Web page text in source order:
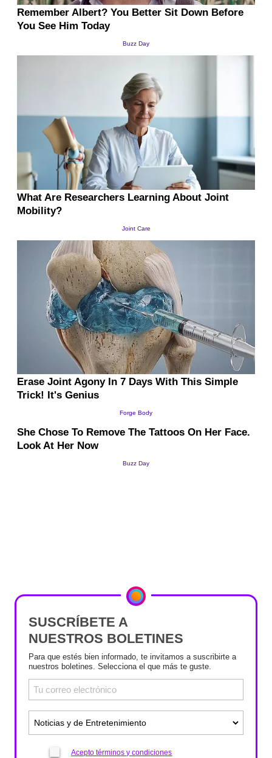
SUSCRÍBETE A
NUESTROS BOLETINES
Para que estés bien informado, te invitamos a suscribirte a
nuestros boletines. Selecciona el que más te guste.
Acepto términos y condiciones